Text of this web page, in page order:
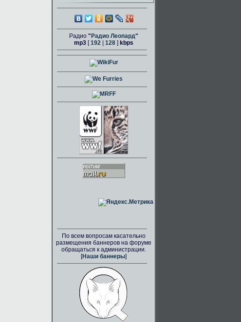
Радио " Радио Леопард"
mp3 [192 128 ] kbps
По всем вопросам касательно
размещения баннеров на форуме
обращаться к администрации.
[Наши баннеры]